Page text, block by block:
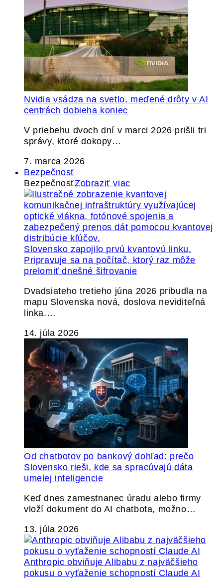
Nvidia vsádza na svetlo, meďené drôty v AI
centrách dobieha koniec
V priebehu dvoch dní v marci 2026 prišli tri
správy, ktoré dokopy…
7. marca 2026
Bezpečnosť
BezpečnosťZobraziť viac
Slovensko zapojilo prvú kvantovú linku.
Pripravuje sa na počítač, ktorý raz môže
prelomiť dnešné šifrovanie
Dvadsiateho tretieho júna 2026 pribudla na
mapu Slovenska nová, doslova neviditeľná
linka.…
14. júla 2026
Od chatbotov po bankový dohľad: prečo
Slovensko rieši, kde sa spracúvajú dáta
umelej inteligencie
Keď dnes zamestnanec úradu alebo firmy
vloží dokument do AI chatbota, možno…
13. júla 2026
Anthropic obviňuje Alibabu z najväčšieho
pokusu o vyťaženie schopností Claude AI